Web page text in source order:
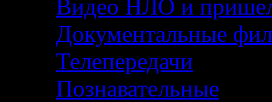
Видео НЛО и
Документальные
Телепередачи
Познавательные